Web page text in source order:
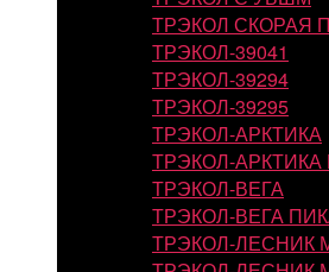
ТРЭКОЛ СКОРАЯ
ТРЭКОЛ-39041
ТРЭКОЛ-39294
ТРЭКОЛ-39295
ТРЭКОЛ-АРКТИКА
ТРЭКОЛ-АРКТИКА
ТРЭКОЛ-ВЕГА
ТРЭКОЛ-ВЕГА
ТРЭКОЛ-ЛЕСНИК